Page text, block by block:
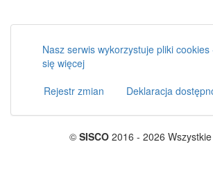
Nasz serwis wykorzystuje pliki
się więcej
Rejestr zmian
Deklaracja
© SISCO 2016 - 2026